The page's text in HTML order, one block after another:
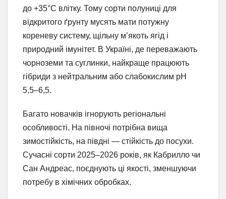
до +35°C влітку. Тому сорти полуниці для
відкритого ґрунту мусять мати потужну
кореневу систему, щільну м’якоть ягід і
природний імунітет. В Україні, де переважають
чорноземи та суглинки, найкраще працюють
гібриди з нейтральним або слабокислим pH
5,5–6,5.
Багато новачків ігнорують регіональні
особливості. На півночі потрібна вища
зимостійкість, на півдні — стійкість до посухи.
Сучасні сорти 2025–2026 років, як Кабрилло чи
Сан Андреас, поєднують ці якості, зменшуючи
потребу в хімічних обробках.